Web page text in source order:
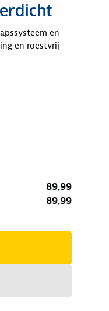
en
en roestvrij
89,99
89,99